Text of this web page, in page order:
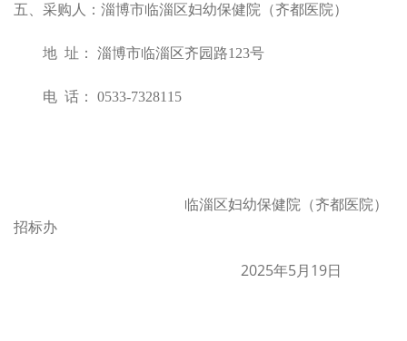
五、采购人：淄博市临淄区妇幼保健院（齐都医院）
地 址： 淄博市临淄区齐园路123号
电 话： 0533-7328115
临淄区妇幼保健院（齐都医院）
招标办
2025年5月 19日